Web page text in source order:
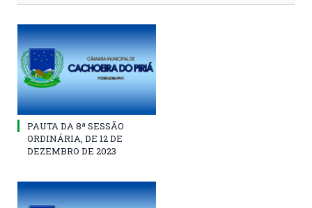
PAUTA DA 8ª SESSÃO
ORDINÁRIA, DE 12 DE
DEZEMBRO DE 2023